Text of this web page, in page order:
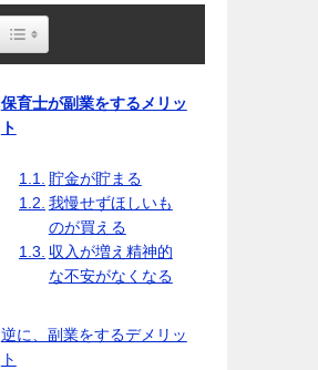
Toggle Table of Content
保育士が副業をするメリッ
ト
貯金が貯まる
我慢せずほしいも
のが買える
収入が増え精神的
な不安がなくなる
逆に、副業をするデメリッ
ト